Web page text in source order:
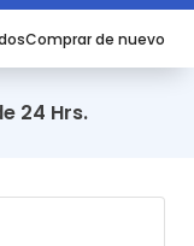
Comprar de nuevo
24 Hrs.